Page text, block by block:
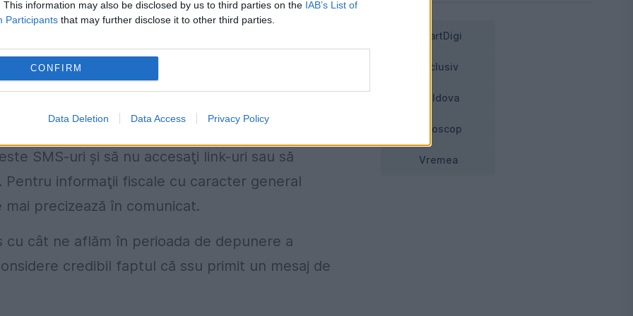
This information may also be disclosed by us to third parties on the IAB’s List of
Participants that may further disclose it to other third parties.
CONFIRM
Data Deletion Data Access Privacy Policy
se realizează fie prin intermediul Spațiului
fie prin Poșta Română, cu confirmare de
informații personale sau financiare prin SMS
SMS-uri şi să nu accesaţi link-uri sau să
informaţii fiscale cu caracter general
precizează în comunicat.
cât ne aflăm în perioada de depunere a
credibil faptul că ssu primit un mesaj de
SmartDigi
Exclusiv
Moldova
Horoscop
Vremea